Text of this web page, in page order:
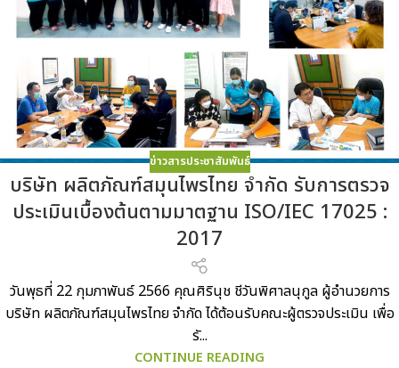
ข่าวสารประชาสัมพันธ์
บริษัท ผลิตภัณฑ์สมุนไพรไทย จำกัด รับการตรวจ
ประเมินเบื้องต้นตามมาตฐาน ISO/IEC 17025 :
2017
วันพุธที่ 22 กุมภาพันธ์ 2566 คุณศิรินุช ชีวันพิศาลนุกูล ผู้อำนวยการ
บริษัท ผลิตภัณฑ์สมุนไพรไทย จำกัด ได้ต้อนรับคณะผู้ตรวจประเมิน เพื่อ
รั...
CONTINUE READING